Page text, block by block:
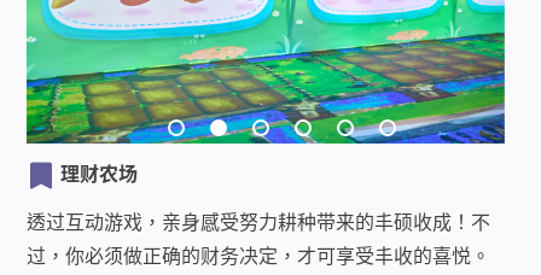
理财农场
透过互动游戏，亲身感受努力耕种带来的丰硕收成！不
过，你必须做正确的财务决定，才可享受丰收的喜悦。